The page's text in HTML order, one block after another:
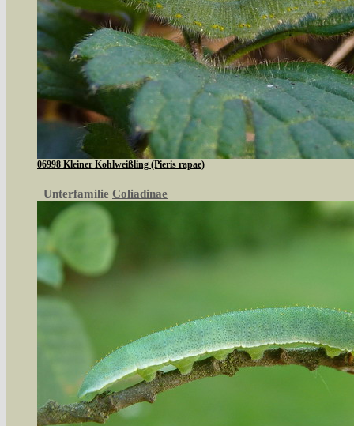
06998 Kleiner Kohlweißling (Pieris rapae)
Unterfamilie Coliadinae